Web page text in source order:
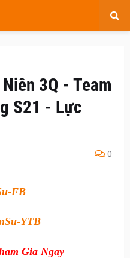
3Q - Team
S21 - Lực
0
FB
YTB
Gia Ngay